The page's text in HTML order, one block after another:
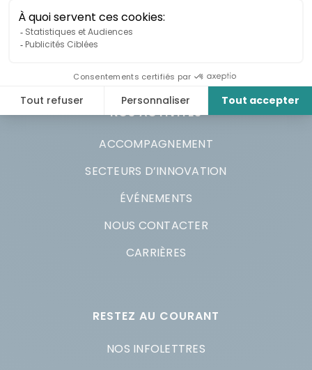
info@esplanade.quebec
NOS ACTIVITÉS
ACCOMPAGNEMENT
SECTEURS D’INNOVATION
ÉVÉNEMENTS
NOUS CONTACTER
CARRIÈRES
RESTEZ AU COURANT
NOS INFOLETTRES